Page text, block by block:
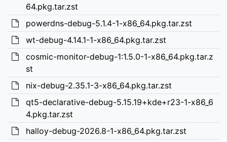
64.pkg.tar.zst
powerdns-debug-5.1.4-1-x86_64.pkg.tar.zst
wt-debug-4.14.1-1-x86_64.pkg.tar.zst
cosmic-monitor-debug-1:1.5.0-1-x86_64.pkg.tar.z
st
nix-debug-2.35.1-3-x86_64.pkg.tar.zst
qt5-declarative-debug-5.15.19+kde+r23-1-x86_6
4.pkg.tar.zst
halloy-debug-2026.8-1-x86_64.pkg.tar.zst